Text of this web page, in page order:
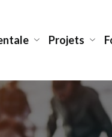
Projets
Activités